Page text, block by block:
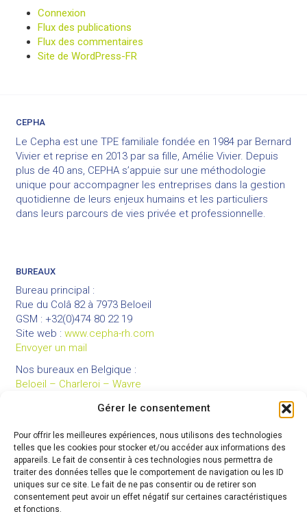
Gérer le consentement
Pour offrir les meilleures expériences, nous utilisons des technologies
telles que les cookies pour stocker et/ou accéder aux informations des
appareils. Le fait de consentir à ces technologies nous permettra de
traiter des données telles que le comportement de navigation ou les ID
uniques sur ce site. Le fait de ne pas consentir ou de retirer son
consentement peut avoir un effet négatif sur certaines caractéristiques
et fonctions.
Connexion
Flux des publications
Flux des commentaires
Site de WordPress-FR
CEPHA
Le Cepha est une TPE familiale fondée en 1984 par Bernard
Vivier et reprise en 2013 par sa fille, Amélie Vivier. Depuis
plus de 40 ans, CEPHA s’appuie sur une méthodologie
unique pour accompagner les entreprises dans la gestion
quotidienne de leurs enjeux humains et les particuliers
dans leurs parcours de vies privée et professionnelle.
BUREAUX
Bureau principal :
Rue du Colâ 82 à 7973 Beloeil
GSM : +32(0)474 80 22 19
Site web : www.cepha-rh.com
Envoyer un mail
Nos bureaux en Belgique :
Beloeil – Charleroi – Wavre
LIENS UTILES
Mentions légales
Conditions générales de vente
Politique de confidentialité